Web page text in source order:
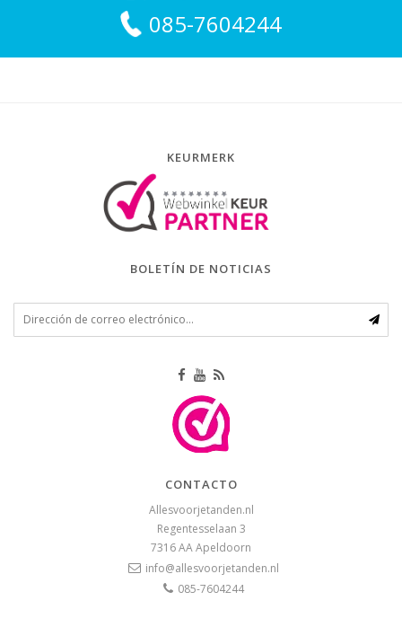
085-7604244
KEURMERK
BOLETÍN DE NOTICIAS
CONTACTO
Allesvoorjetanden.nl
Regentesselaan 3
7316 AAApeldoorn
info@allesvoorjetanden.nl
085-7604244